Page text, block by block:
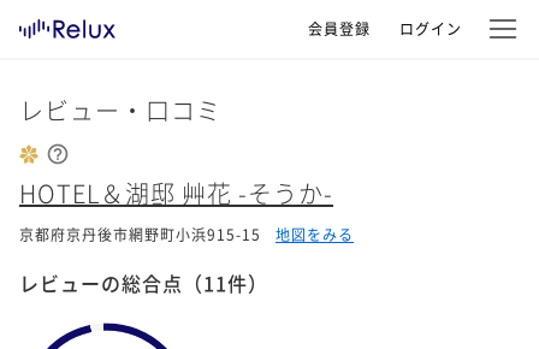
会員登録 ログイン
レビュー・口コミ
HOTEL＆湖邸 艸花 -そうか-
京都府京丹後市網野町小浜915-15 地図をみる
レビューの総合点 （11件）